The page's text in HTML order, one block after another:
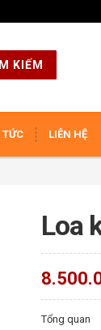
KIẾM
LIÊN HỆ
Loa
Tổng quan